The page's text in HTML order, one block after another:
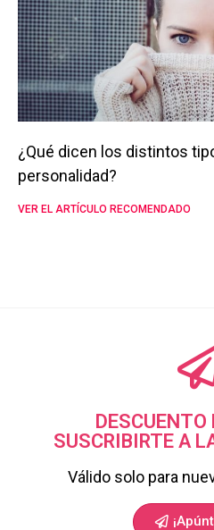
¿Qué dicen los distintos
personalidad?
VER EL ARTÍCULO RECOMENDADO
DESCUENTO
SUSCRIBIRTE A
Válido solo para